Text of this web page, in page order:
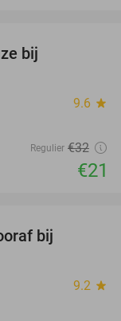
bij
9.6 star
Regulier €32
€21
bij
9.2 star